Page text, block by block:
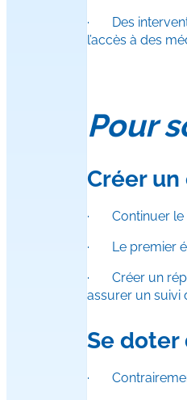
· Des
l’accès à des
Pour
Créer
· Continuer le
· Le premier
· Créer un
assurer un suivi
Se doter
·